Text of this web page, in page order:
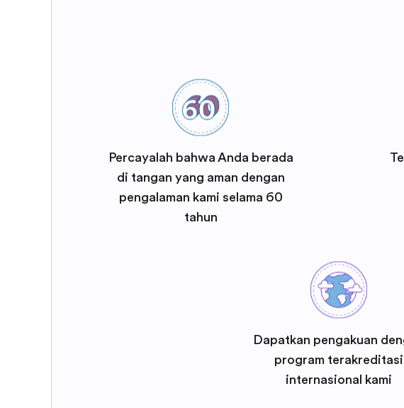
Percayalah bahwa Anda berada
di tangan yang aman dengan
pengalaman kami selama 60
tahun
Dapatkan pengakuan
program terakreditasi
internasional kami